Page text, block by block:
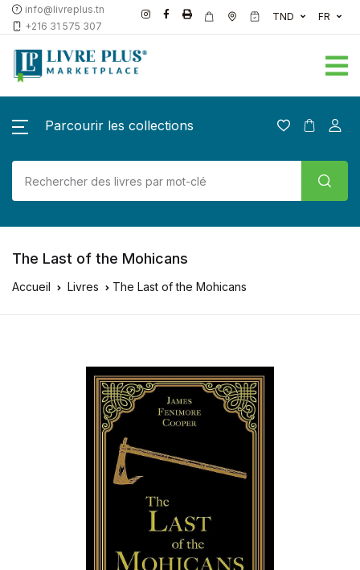
info@livreplus.tn
+216 31 575 307
TND FR
Parcourir les collections
The Last of the Mohicans
Accueil Livres The Last of the Mohicans